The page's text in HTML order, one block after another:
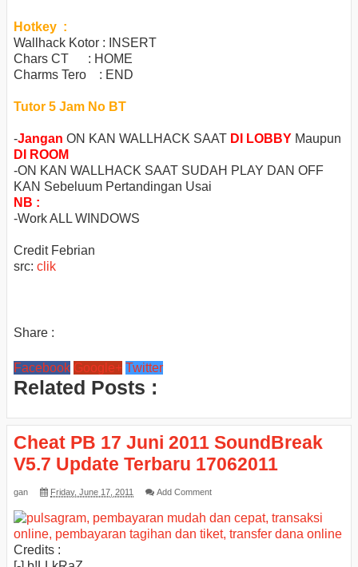
Hotkey :
Wallhack Kotor : INSERT
Chars CT : HOME
Charms Tero : END
Tutor 5 Jam No BT
-Jangan ON KAN WALLHACK SAAT DI LOBBY Maupun
DI ROOM
-ON KAN WALLHACK SAAT SUDAH PLAY DAN OFF
KAN Sebeluum Pertandingan Usai
NB :
-Work ALL WINDOWS
Credit Febrian
src: clik
Share :
Facebook Google+ Twitter
Related Posts :
Cheat PB 17 Juni 2011 SoundBreak
V5.7 Update Terbaru 17062011
gan Friday, June 17, 2011 Add Comment
Credits :